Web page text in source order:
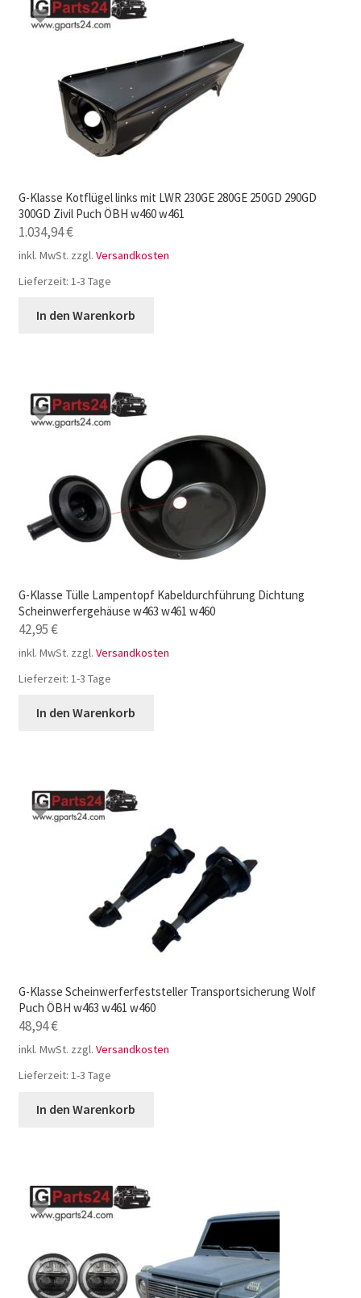
G-Klasse Kotflügel links mit LWR 230GE 280GE 250GD 290GD
300GD Zivil Puch ÖBH w460 w461
1.034,94€
inkl. MwSt. zzgl. Versandkosten
Lieferzeit: 1-3 Tage
In den Warenkorb
G-Klasse Tülle Lampentopf Kabeldurchführung Dichtung
Scheinwerfergehäuse w463 w461 w460
42,95€
inkl. MwSt. zzgl. Versandkosten
Lieferzeit: 1-3 Tage
In den Warenkorb
G-Klasse Scheinwerferfeststeller Transportsicherung Wolf
Puch ÖBH w463 w461 w460
48,94€
inkl. MwSt. zzgl. Versandkosten
Lieferzeit: 1-3 Tage
In den Warenkorb